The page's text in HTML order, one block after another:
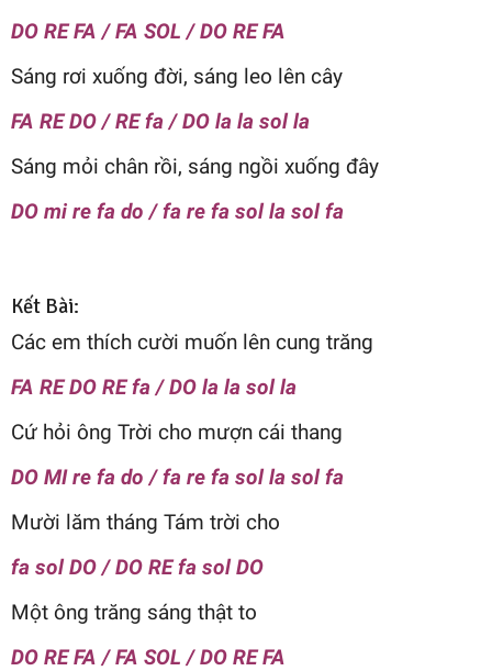
DO RE FA / FA SOL / DO RE FA
Sáng rơi xuống đời, sáng leo lên cây
FA RE DO / RE fa / DO la la sol la
Sáng mỏi chân rồi, sáng ngồi xuống đây
DO mi re fa do / fa re fa sol la sol fa
Kết Bài:
Các em thích cười muốn lên cung trăng
FA RE DO RE fa / DO la la sol la
Cứ hỏi ông Trời cho mượn cái thang
DO MI re fa do / fa re fa sol la sol fa
Mười lăm tháng Tám trời cho
fa sol DO / DO RE fa sol DO
Một ông trăng sáng thật to
DO RE FA / FA SOL / DO RE FA